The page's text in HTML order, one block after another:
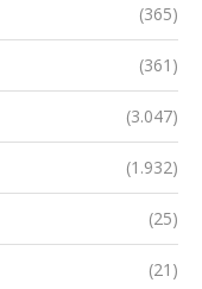
(365)
(361)
(3.047)
(1.932)
(25)
(21)